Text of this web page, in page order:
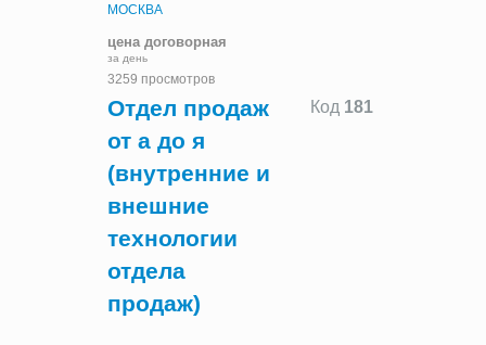
МОСКВА
цена договорная
за день
3259 просмотров
Код 181
Отдел продаж
от а до я
(внутренние и
внешние
технологии
отдела
продаж)